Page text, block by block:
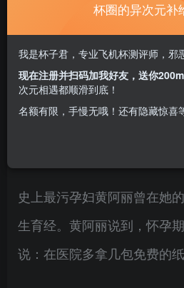
blush面向全国招品牌代理，
业，招商热线：400-8163-
有多少仙女对于自己的私密
注私密处的变化？每年都去
史上最污孕妇黄阿丽曾在她
生育经。黄阿丽说到，怀孕
说：在医院多拿几包免费的纸
杯圈的异次元补
我是杯子君，专业飞机杯测评师，邪
现在注册并扫码加我好友，送你
次元相遇都顺滑到底！
名额有限，手慢无哦！还有隐藏惊喜